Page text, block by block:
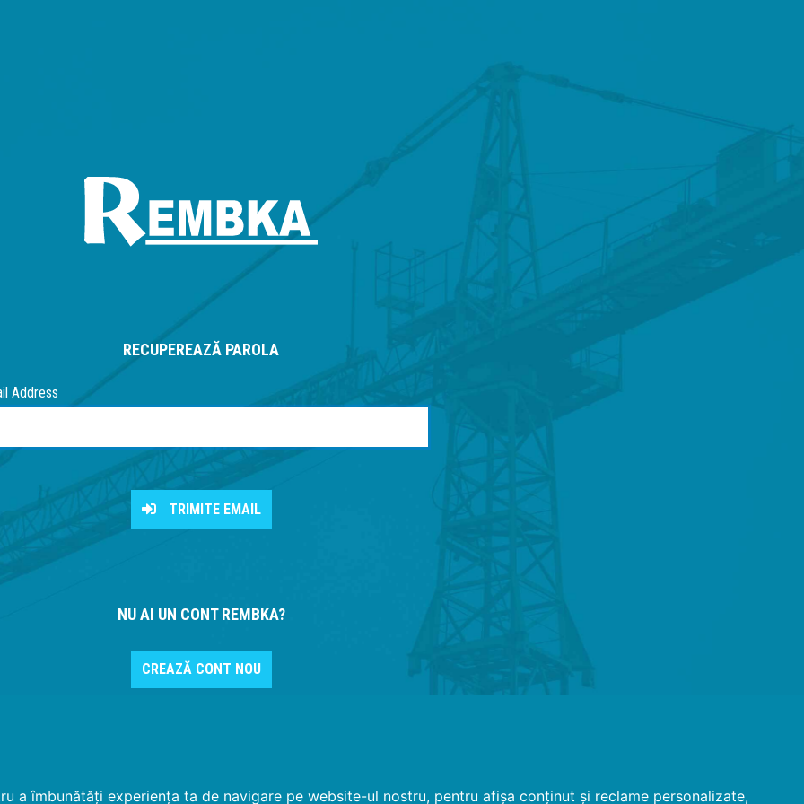
a îmbunătăți experiența ta de navigare pe website-ul nostru, pentru afișa conținut și reclame personalizate,
RECUPEREAZĂ PAROLA
Address
TRIMITE EMAIL
NU AI UN CONT REMBKA?
CREAZĂ CONT NOU